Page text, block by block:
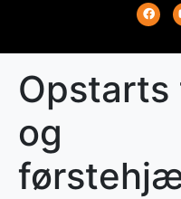
Opstarts
og